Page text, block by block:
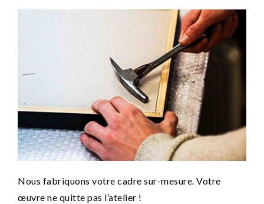
Nous fabriquons votre cadre sur-mesure. Votre
œuvre ne quitte pas l’atelier !